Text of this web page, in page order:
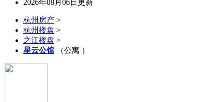
2026年08月06日更新
杭州房产 >
杭州楼盘 >
之江楼盘 >
星云公馆 （公寓 ）